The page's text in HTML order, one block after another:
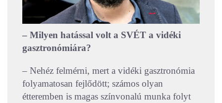
– Milyen hatással volt a SVÉT a vidéki
gasztronómiára?
– Nehéz felmérni, mert a vidéki gasztronómia
folyamatosan fejlődött; számos olyan
étteremben is magas színvonalú munka folyt